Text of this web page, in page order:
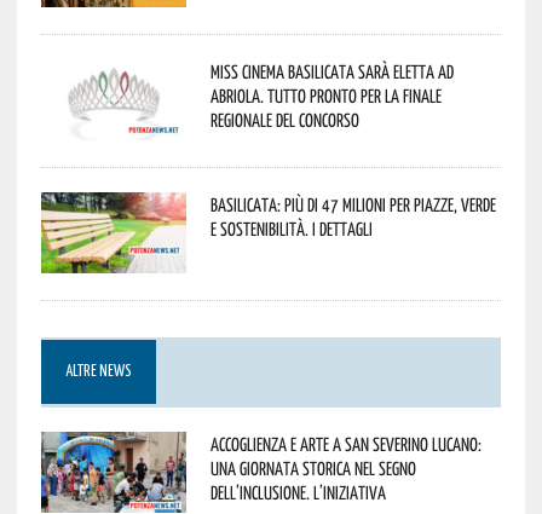
Miss Cinema Basilicata sarà eletta ad
Abriola. Tutto pronto per la finale
regionale del concorso
Basilicata: più di 47 milioni per piazze, verde
e sostenibilità. I dettagli
ALTRE NEWS
Accoglienza e arte a San Severino Lucano:
una giornata storica nel segno
dell’inclusione. L’iniziativa